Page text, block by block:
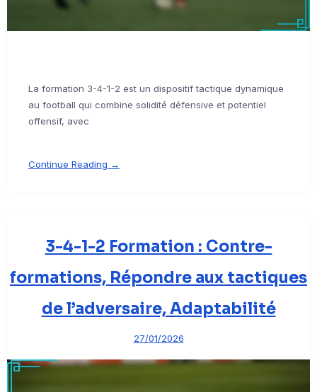
La formation 3-4-1-2 est un dispositif tactique dynamique
au football qui combine solidité défensive et potentiel
offensif, avec
Continue Reading →
3-4-1-2 Formation : Contre-
formations, Répondre aux tactiques
de l’adversaire, Adaptabilité
27/01/2026